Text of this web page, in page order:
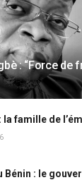
: “Force de
la famille de
Bénin : le